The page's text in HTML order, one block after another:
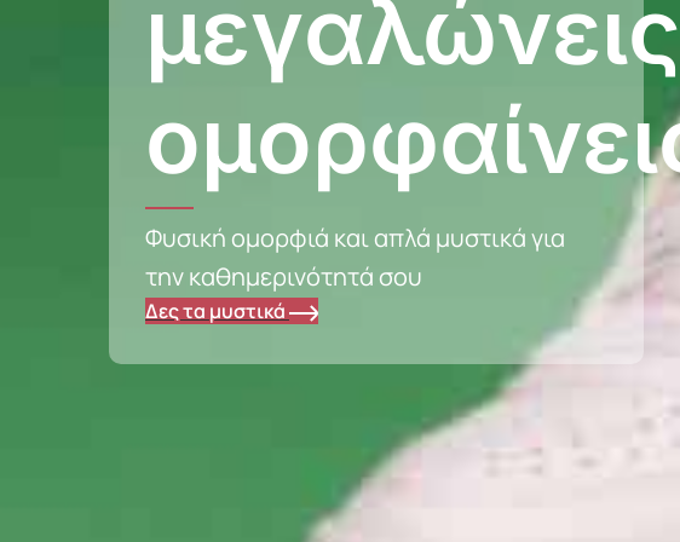
Φυσική ομορφιά και απλά μυστικά για
την καθημερινότητά σου
Δες τα μυστικά